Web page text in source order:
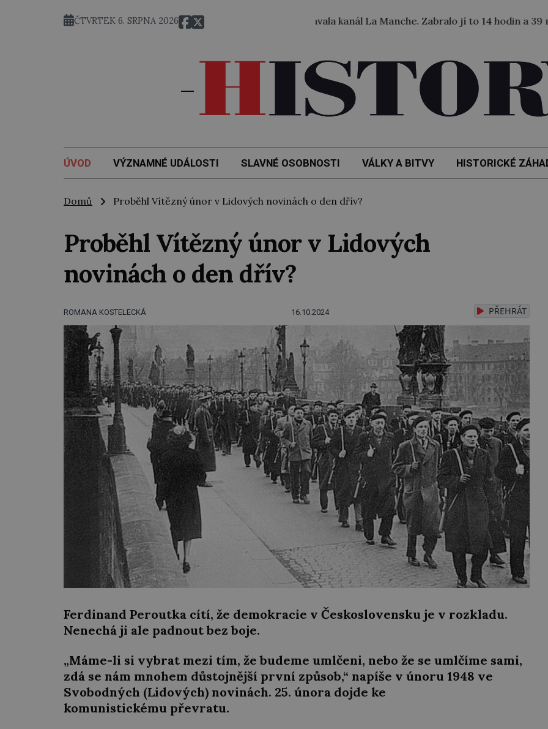
ČTVRTEK 6. SRPNA 2026
Gertrude Ederleová jako vůbec první žena přeplavala kanál La Manche. Zabralo jí to 14 hodin a 39 minut.
ÚVOD VÝZNAMNÉ UDÁLOSTI SLAVNÉ OSOBNOSTI VÁLKY A BITVY HISTORICKÉ
Domů Proběhl Vítězný únor v Lidových novinách o den dřív?
Proběhl Vítězný únor v Lidových
novinách o den dřív?
ROMANA KOSTELECKÁ 16.10.2024 PŘEHRÁT
Ferdinand Peroutka cítí, že demokracie v Československu je v rozkladu.
Nenechá ji ale padnout bez boje.
„Máme-li si vybrat mezi tím, že budeme umlčeni, nebo že se umlčíme sami,
zdá se nám mnohem důstojnější první způsob,“ napíše v únoru 1948 ve
Svobodných (Lidových) novinách. 25. února dojde ke
komunistickému převratu.